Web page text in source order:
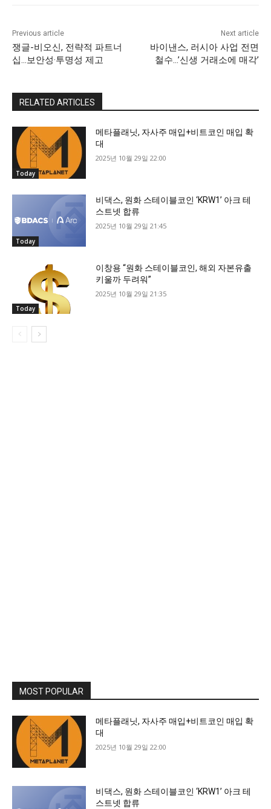
Previous article
쟁글-비오신, 전략적 파트너
십…보안성·투명성 제고
Next article
바이낸스, 러시아 사업 전면
철수…’신생 거래소에 매각’
RELATED ARTICLES
Today
메타플래닛, 자사주 매입+비트코인 매입 확
대
2025년 10월 29일 22:00
Today
비댁스, 원화 스테이블코인 ‘KRW1’ 아크 테
스트넷 합류
2025년 10월 29일 21:45
Today
이창용 “원화 스테이블코인, 해외 자본유출
키울까 두려워”
2025년 10월 29일 21:35
MOST POPULAR
메타플래닛, 자사주 매입+비트코인 매입 확
대
2025년 10월 29일 22:00
비댁스, 원화 스테이블코인 ‘KRW1’ 아크 테
스트넷 합류